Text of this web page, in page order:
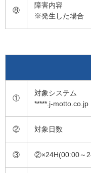
⑧
障害内容
※発生した場合
①
対象システム
*****.j-motto.co.jp
② 対象日数
③ ②×24H(00:00～